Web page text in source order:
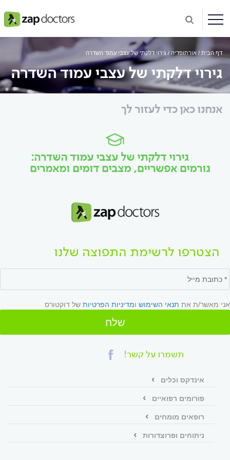
דף הבית אורתופדיה גירוי דלקתי של עצבי עמוד השדרה
גירוי דלקתי של עצבי עמוד השדרה
אנחנו כאן כדי לעזור לך
גירוי דלקתי של עצבי עמוד השדרה:
גורמים אפשריים, מצבים דומים ומאמרים
הצטרפו לרשימת התפוצה שלנו
אני מאשר/ת את תנאי השימוש ומדיניות הפרטיות של דוקטורס
שלח
תשמרו על קשר!
אינדקס וכלים
פורומים רפואיים
רופאים מומחים
ניתוחים ופרוצדורות